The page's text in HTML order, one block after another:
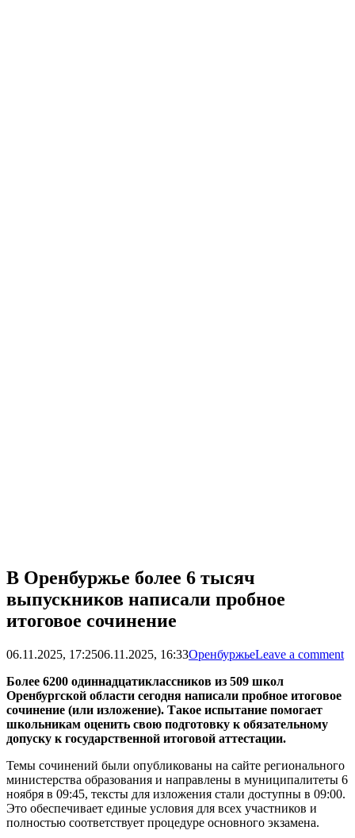
В Оренбуржье более 6 тысяч
выпускников написали пробное
итоговое сочинение
06.11.2025, 17:2506.11.2025, 16:33ОренбуржьеLeave a comment
Более 6200 одиннадцатиклассников из 509 школ
Оренбургской области сегодня написали пробное итоговое
сочинение (или изложение). Такое испытание помогает
школьникам оценить свою подготовку к обязательному
допуску к государственной итоговой аттестации.
Темы сочинений были опубликованы на сайте регионального
министерства образования и направлены в муниципалитеты 6
ноября в 09:45, тексты для изложения стали доступны в 09:00.
Это обеспечивает единые условия для всех участников и
полностью соответствует процедуре основного экзамена.